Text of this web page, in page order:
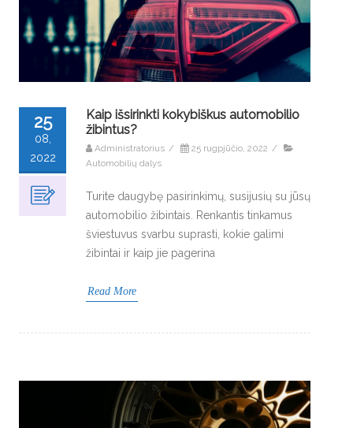
25
08,
2022
Kaip išsirinkti kokybiškus automobilio
žibintus?
Administratorius / 25 rugpjūčio, 2022 /
Automobilių dalys
Turite daugybę pasirinkimų, susijusių su jūsų
automobilio žibintais. Renkantis tinkamus
šviestuvus svarbu suprasti, kokie galimi
žibintai ir kaip jie pagerina
Read More